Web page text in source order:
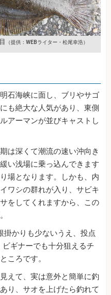
（提供：WEBライター・松尾幸浩）
石海峡に面し、ブリやサゴ
も絶大な人気があり、東側
アーマンが並びキャストし
は深くて潮流の速い沖向き
い浅場に乗っ込んできます
場となります。しかも、内
ワシの群れが入り、サビキ
をしてくれますから、この
かりも少ないうえ、投点
ギナーでも十分狙えるチ
ころです。
えて、実は意外と簡単に釣
り、サオを上げたら釣れて